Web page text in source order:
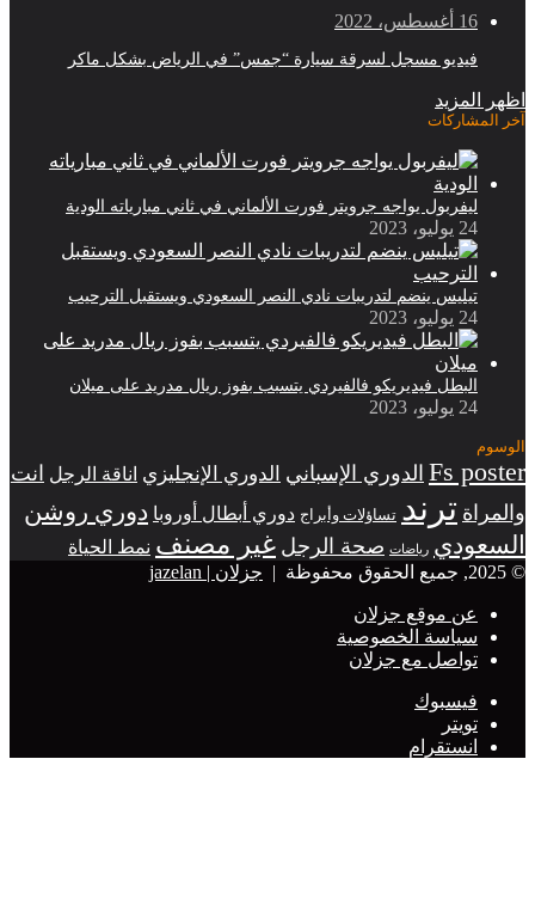
16 أغسطس، 2022
فيديو مسجل لسرقة سيارة “جمس” في الرياض بشكل ماكر
اظهر المزيد
آخر المشاركات
ليفربول يواجه جرويتر فورت الألماني في ثاني مبارياته الودية
24 يوليو، 2023
تيليس ينضم لتدريبات نادي النصر السعودي ويستقبل الترحيب
24 يوليو، 2023
البطل فيديريكو فالفيردي يتسبب بفوز ريال مدريد على ميلان
24 يوليو، 2023
الوسوم
Fs poster الدوري الإسباني الدوري الإنجليزي اناقة الرجل انت
والمراة ترند تساؤلات وأبراج دوري أبطال أوروبا دوري روشن
السعودي رياضات صحة الرجل غير مصنف نمط الحياة
© 2025, جميع الحقوق محفوظة |
جزلان | jazelan
عن موقع جزلان
سياسة الخصوصية
تواصل مع جزلان
فيسبوك
تويتر
انستقرام